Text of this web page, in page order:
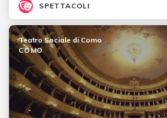
SPETTACOLI
Teatro Sociale di Como
COMO